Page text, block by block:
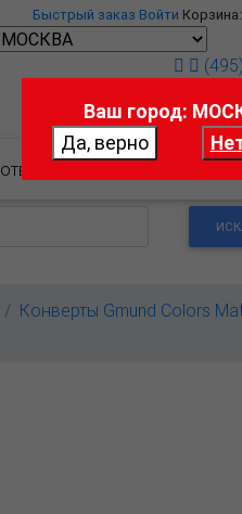
Быстрый заказ Войти Корзина:
Конверты Gmund Colors
Ваш город: